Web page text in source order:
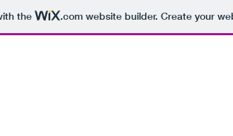
the .comwebsite builder. Create your